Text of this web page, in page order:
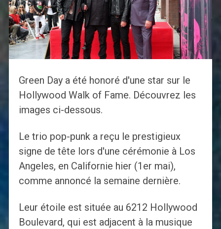
Green Day a été honoré d'une star sur le
Hollywood Walk of Fame. Découvrez les
images ci-dessous.
Le trio pop-punk a reçu le prestigieux
signe de tête lors d'une cérémonie à Los
Angeles, en Californie hier (1er mai),
comme annoncé la semaine dernière.
Leur étoile est située au 6212 Hollywood
Boulevard, qui est adjacent à la musique